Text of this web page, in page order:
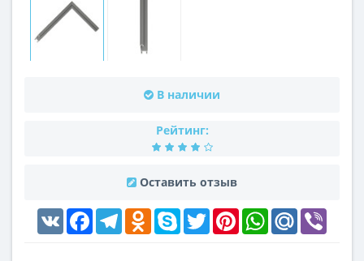
В наличии
Рейтинг:
Оставить отзыв
VK FacebookTelegramOdnoklassniki
Skype Twitter PinterestWhatsAppMail.Ru